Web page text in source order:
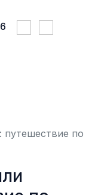
путешествие по